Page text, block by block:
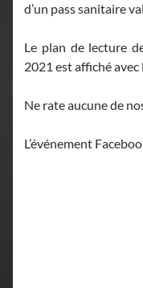
d’un pass sanitaire
Le plan de lecture
2021 est affiché avec
Ne rate aucune de
L’événement